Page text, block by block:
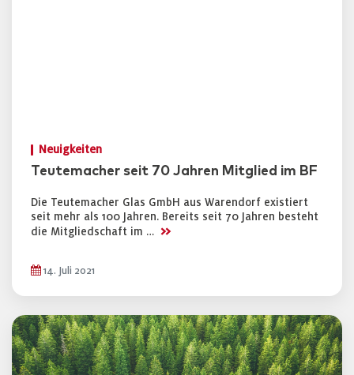
Neuigkeiten
Teutemacher seit 70 Jahren Mitglied im BF
Die Teutemacher Glas GmbH aus Warendorf existiert
seit mehr als 100 Jahren. Bereits seit 70 Jahren besteht
die Mitgliedschaft im … >>
14. Juli 2021